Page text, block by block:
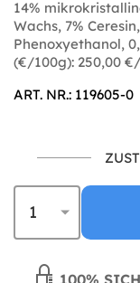
14%
Wachs, 7%
Phenoxyethanol,
(€/100g): 250,00
ART. NR.: 119605-0
100%